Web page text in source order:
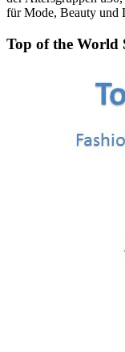
für Mode, Beauty und
Top of the World